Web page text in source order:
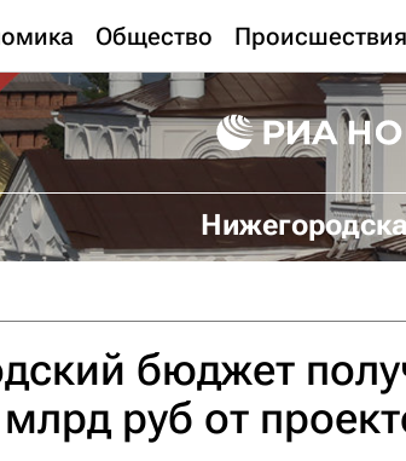
Общество Происшествия
бюджет
руб от